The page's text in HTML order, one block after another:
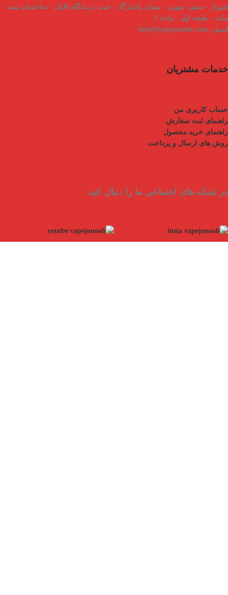
شیراز - سفیر جنوبی - میدان پاسارگاد - جنب درمانگاه اقبال - ساختمان بیمه
ملت - طبقه اول - واحد 2
ایمیل:
خدمات مشتریان
حساب کاربری من
راهنمای ثبت سفارش
راهنمای خرید محصول
روش های ارسال و پرداخت
در شبکه های اجتماعی ما را دنبال کنید